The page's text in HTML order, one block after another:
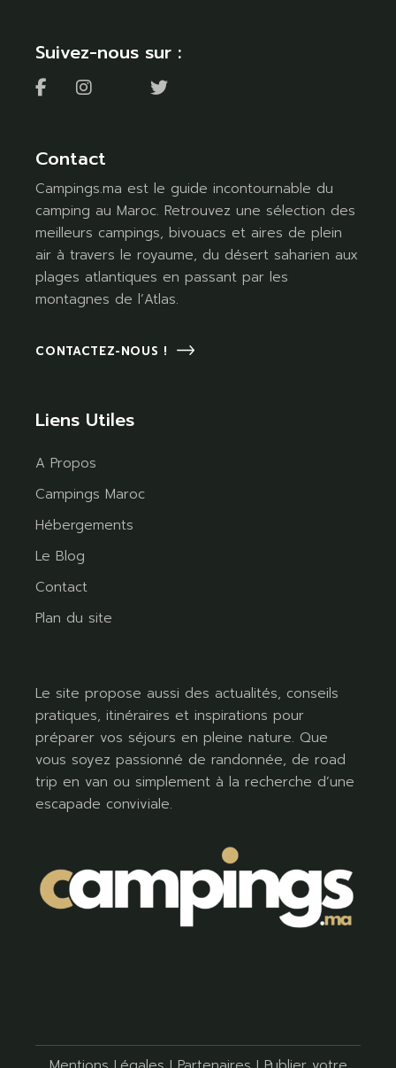
Suivez-nous sur :
Contact
Campings.ma est le guide incontournable du
camping au Maroc. Retrouvez une sélection des
meilleurs campings, bivouacs et aires de plein
air à travers le royaume, du désert saharien aux
plages atlantiques en passant par les
montagnes de l’Atlas.
CONTACTEZ-NOUS !
Liens Utiles
A Propos
Campings Maroc
Hébergements
Le Blog
Contact
Plan du site
Le site propose aussi des actualités, conseils
pratiques, itinéraires et inspirations pour
préparer vos séjours en pleine nature. Que
vous soyez passionné de randonnée, de road
trip en van ou simplement à la recherche d’une
escapade conviviale.